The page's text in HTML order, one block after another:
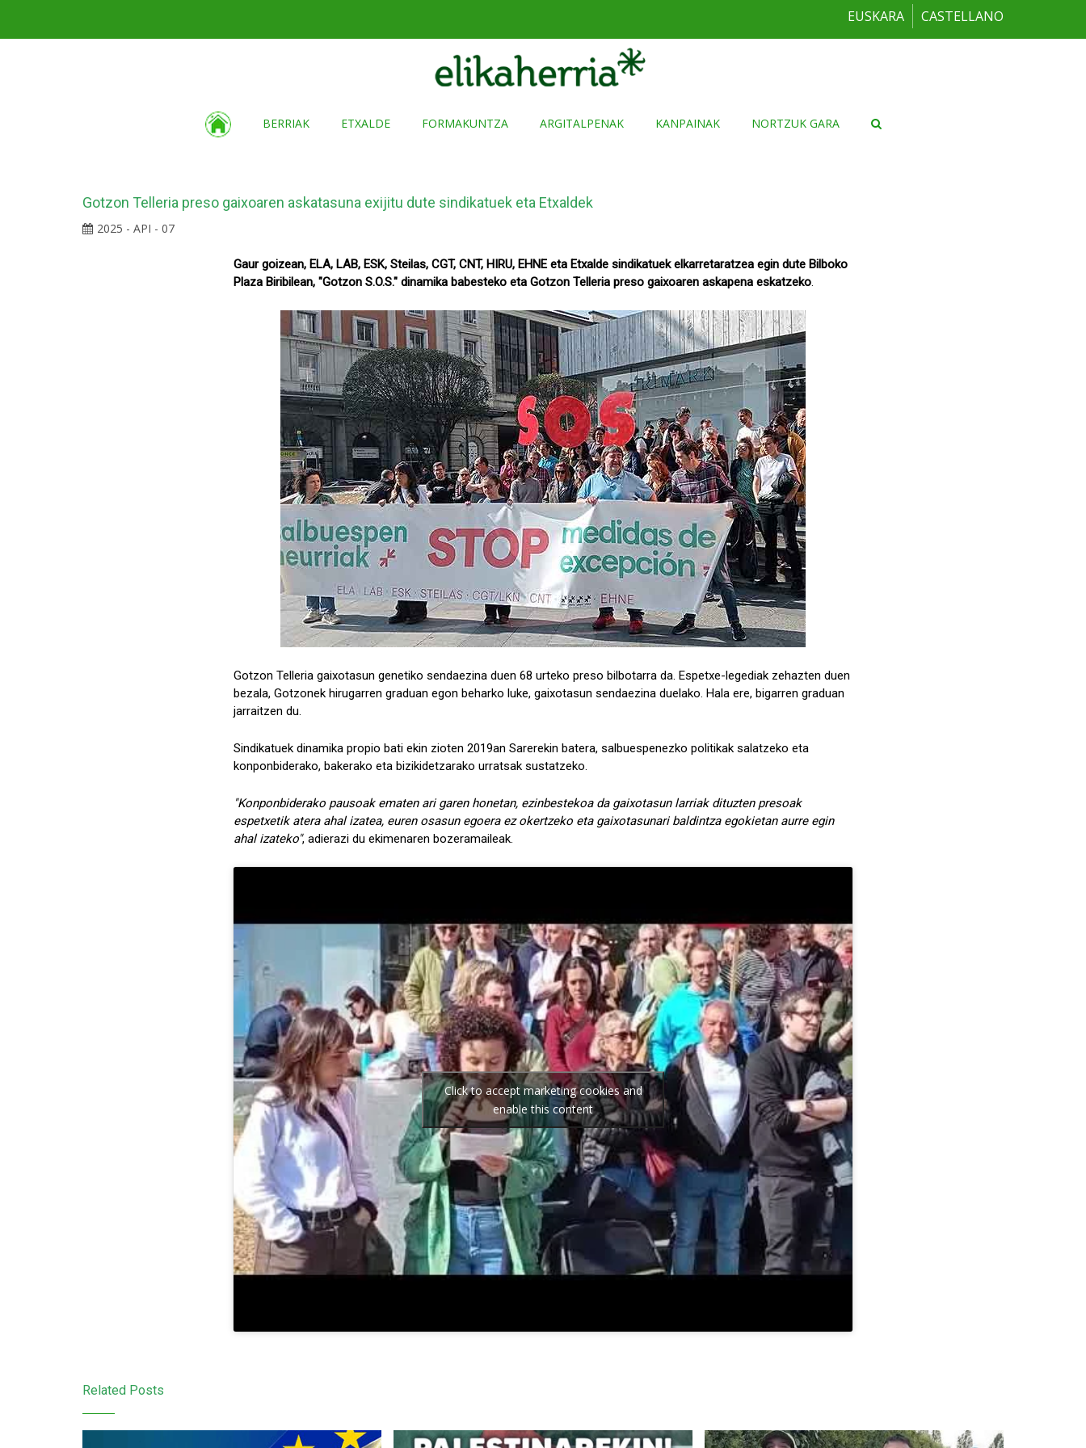
EUSKARA CASTELLANO
BERRIAK ETXALDE FORMAKUNTZA ARGITALPENAK KANPAINAK NORTZUK GARA
Gotzon Telleria preso gaixoaren askatasuna exijitu dute sindikatuek eta Etxaldek
2025 - API - 07
Gaur goizean, ELA, LAB, ESK, Steilas, CGT, CNT, HIRU, EHNE eta Etxalde sindikatuek elkarretaratzea egin dute Bilboko
Plaza Biribilean, "Gotzon S.O.S." dinamika babesteko eta Gotzon Telleria preso gaixoaren askapena eskatzeko.
Gotzon Telleria gaixotasun genetiko sendaezina duen 68 urteko preso bilbotarra da. Espetxe-legediak zehazten duen
bezala, Gotzonek hirugarren graduan egon beharko luke, gaixotasun sendaezina duelako. Hala ere, bigarren graduan
jarraitzen du.
Sindikatuek dinamika propio bati ekin zioten 2019an Sarerekin batera, salbuespenezko politikak salatzeko eta
konponbiderako, bakerako eta bizikidetzarako urratsak sustatzeko.
"Konponbiderako pausoak ematen ari garen honetan, ezinbestekoa da gaixotasun larriak dituzten presoak
espetxetik atera ahal izatea, euren osasun egoera ez okertzeko eta gaixotasunari baldintza egokietan aurre egin
ahal izateko", adierazi du ekimenaren bozeramaileak.
Click to accept marketing cookies and
enable this content
Related Posts